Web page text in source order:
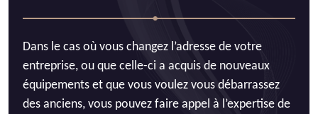
Dans le cas où vous changez l’adresse de votre
entreprise, ou que celle-ci a acquis de nouveaux
équipements et que vous voulez vous débarrassez
des anciens, vous pouvez faire appel à l’expertise de